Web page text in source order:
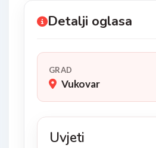
Detalji oglasa
GRAD
Vukovar
Uvjeti